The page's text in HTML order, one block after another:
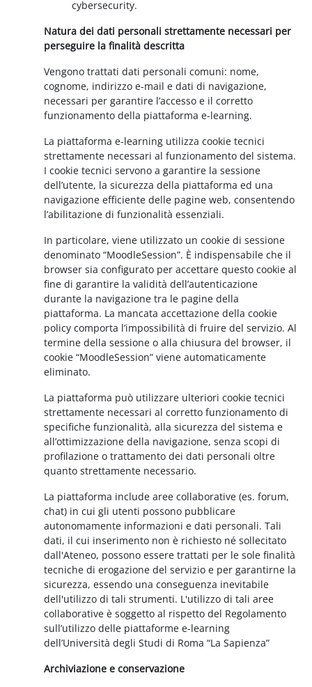
cybersecurity.
Natura dei dati personali strettamente necessari per
perseguire la finalità descritta
Vengono trattati dati personali comuni: nome,
cognome, indirizzo e-mail e dati di navigazione,
necessari per garantire l’accesso e il corretto
funzionamento della piattaforma e-learning.
La piattaforma e-learning utilizza cookie tecnici
strettamente necessari al funzionamento del sistema.
I cookie tecnici servono a garantire la sessione
dell’utente, la sicurezza della piattaforma ed una
navigazione efficiente delle pagine web, consentendo
l’abilitazione di funzionalità essenziali.
In particolare, viene utilizzato un cookie di sessione
denominato “MoodleSession”. È indispensabile che il
browser sia configurato per accettare questo cookie al
fine di garantire la validità dell’autenticazione
durante la navigazione tra le pagine della
piattaforma. La mancata accettazione della cookie
policy comporta l’impossibilità di fruire del servizio. Al
termine della sessione o alla chiusura del browser, il
cookie “MoodleSession” viene automaticamente
eliminato.
La piattaforma può utilizzare ulteriori cookie tecnici
strettamente necessari al corretto funzionamento di
specifiche funzionalità, alla sicurezza del sistema e
all’ottimizzazione della navigazione, senza scopi di
profilazione o trattamento dei dati personali oltre
quanto strettamente necessario.
La piattaforma include aree collaborative (es. forum,
chat) in cui gli utenti possono pubblicare
autonomamente informazioni e dati personali. Tali
dati, il cui inserimento non è richiesto né sollecitato
dall'Ateneo, possono essere trattati per le sole finalità
tecniche di erogazione del servizio e per garantirne la
sicurezza, essendo una conseguenza inevitabile
dell'utilizzo di tali strumenti. L'utilizzo di tali aree
collaborative è soggetto al rispetto del Regolamento
sull’utilizzo delle piattaforme e-learning
dell’Università degli Studi di Roma “La Sapienza”
Archiviazione e conservazione